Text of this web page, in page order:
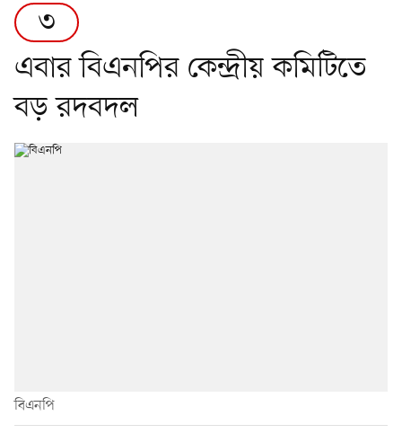
৩
এবার বিএনপির কেন্দ্রীয় কমিটিতে
বড় রদবদল
বিএনপি